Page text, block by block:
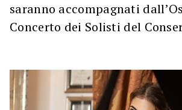
saranno accompagnati
Concerto dei Solisti del